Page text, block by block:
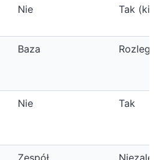
Nie Tak
Baza Rozległy
Nie Tak